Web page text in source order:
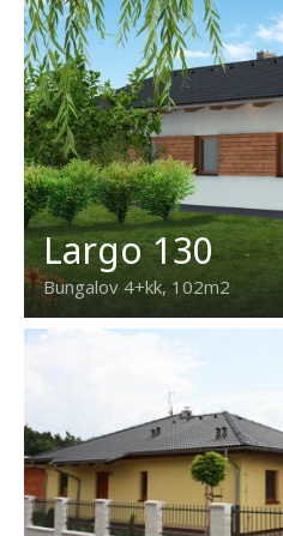
Largo 130
Bungalov 4+kk, 102m2